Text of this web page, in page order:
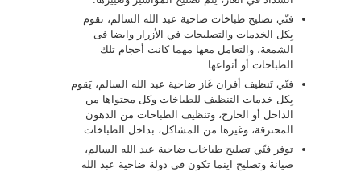
فنّي تصليح طباخات ضاحية عبد الله السالم، تقوم
بِكل الخدمات والتصليحات في الأزرار وايضا فى
الشمعة، والتعامل معها مهما كانت أحجام تلك
الطباخات أو أنواعها .
فنّي تَنظيف أفران غَاز ضاحية عبد الله السالم، يَقوم
بِكل خدمات التنظيف للطباخات وكل محتواها من
الداخل أو الخارج، وتنظيف الطباخات من الدهون
المحترقة، وغيرها من المشاكل، بداخل الطباخات.
توفر فنّي تصليح طباخات ضاحية عبد الله السالم،
صيانة وتصليح اينما تكون في دولة ضاحية عبد الله